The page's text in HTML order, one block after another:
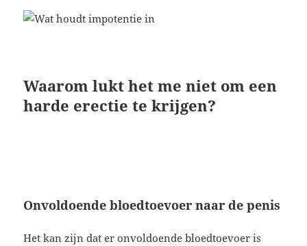
Waarom lukt het me niet om een
harde erectie te krijgen?
Onvoldoende bloedtoevoer naar de penis
Het kan zijn dat er onvoldoende bloedtoevoer is